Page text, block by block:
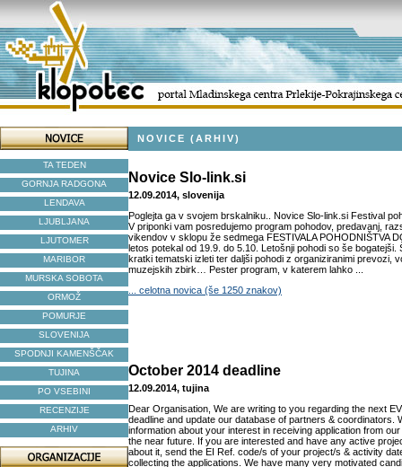
TA TEDEN
GORNJA RADGONA
LENDAVA
LJUBLJANA
LJUTOMER
MARIBOR
MURSKA SOBOTA
ORMOŽ
POMURJE
SLOVENIJA
SPODNJI KAMENŠČAK
TUJINA
PO VSEBINI
RECENZIJE
ARHIV
NOVICE (ARHIV)
Novice Slo-link.si
12.09.2014, slovenija
Poglejta ga v svojem brskalniku.. Novice Slo-link.si Festival
V priponki vam posredujemo program pohodov, predavanj,
vikendov v sklopu že sedmega FESTIVALA POHODNIŠTVA
letos potekal od 19.9. do 5.10. Letošnji pohodi so še bogatejši.
kratki tematski izleti ter daljši pohodi z organiziranimi prevozi,
muzejskih zbirk… Pester program, v katerem lahko ...
... celotna novica (še 1250 znakov)
October 2014 deadline
12.09.2014, tujina
Dear Organisation, We are writing to you regarding the next
deadline and update our database of partners & coordinators.
information about your interest in receiving application from
the near future. If you are interested and have any active
about it, send the EI Ref. code/s of your project/s & activity
collecting the applications. We have many very motivated